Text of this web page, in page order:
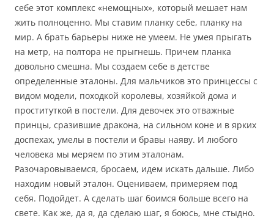
себе этот комплекс «немощных», который мешает нам
жить полноценно. Мы ставим планку себе, планку на
мир. А брать барьеры ниже не умеем. Не умея прыгать
на метр, на полтора не прыгнешь. Причем планка
довольно смешна. Мы создаем себе в детстве
определенные эталоны. Для мальчиков это принцессы с
видом модели, походкой королевы, хозяйкой дома и
проституткой в постели. Для девочек это отважные
принцы, сразившие дракона, на сильном коне и в ярких
доспехах, умелы в постели и бравы наяву. И любого
человека мы меряем по этим эталонам.
Разочаровываемся, бросаем, идем искать дальше. Либо
находим новый эталон. Оцениваем, примеряем под
себя. Подойдет. А сделать шаг боимся больше всего на
свете. Как же, да я, да сделаю шаг, я боюсь, мне стыдно.